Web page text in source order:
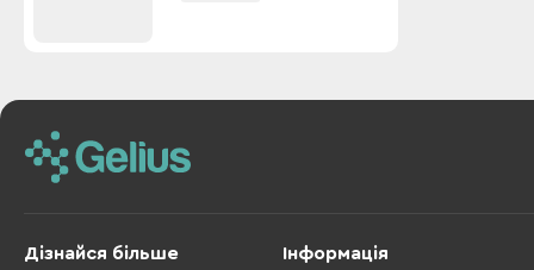
Дізнайся більше Інформація